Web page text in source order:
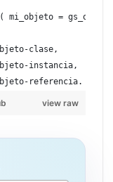
mi_objeto =
clase,
instancia,
referencia.
view raw